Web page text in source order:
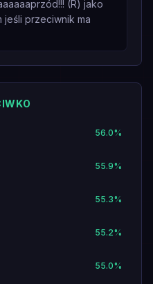
(R) jako
jeśli przeciwnik ma
56.0%
55.9%
55.3%
55.2%
55.0%